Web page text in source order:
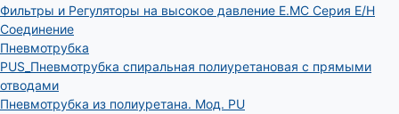
Фильтры и Регуляторы на высокое давление E.MC Серия E/H
Соединение
Пневмотрубка
PUS_Пневмотрубка спиральная полиуретановая с прямыми
отводами
Пневмотрубка из полиуретана. Мод. РU